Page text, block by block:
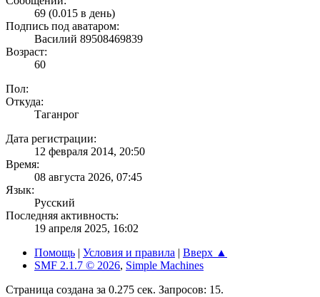
69 (0.015 в день)
Подпись под аватаром:
Василий 89508469839
Возраст:
60
Пол:
Откуда:
Таганрог
Дата регистрации:
12 февраля 2014, 20:50
Время:
08 августа 2026, 07:45
Язык:
Русский
Последняя активность:
19 апреля 2025, 16:02
Помощь | Условия и правила | Вверх ▲
SMF 2.1.7 © 2026, Simple Machines
Страница создана за 0.275 сек. Запросов: 15.